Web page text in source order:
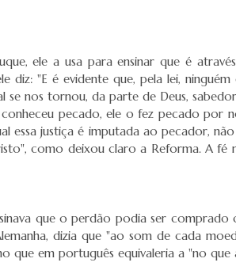
ele a usa para ensinar que é
diz: "E é evidente que, pela lei,
se nos tornou, da parte de Deus,
pecado, ele o fez pecado por
essa justiça é imputada ao pecador,
como deixou claro a Reforma. A fé
que o perdão podia ser
dizia que "ao som de cada
em português equivaleria a "no